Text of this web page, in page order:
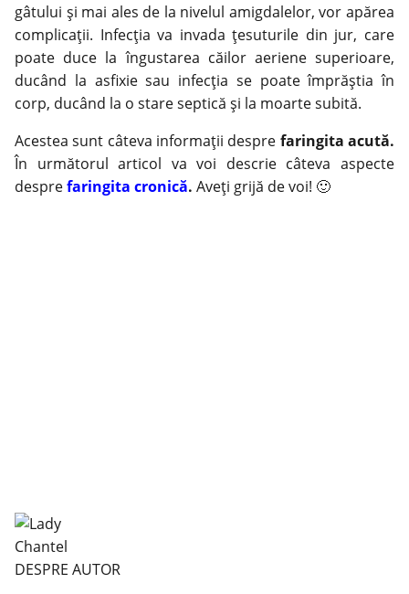
gâtului și mai ales de la nivelul amigdalelor, vor apărea
complicații. Infecția va invada țesuturile din jur, care
poate duce la îngustarea căilor aeriene superioare,
ducând la asfixie sau infecția se poate împrăștia în
corp, ducând la o stare septică și la moarte subită.
Acestea sunt câteva informații despre faringita acută.
În următorul articol va voi descrie câteva aspecte
desprefaringita cronică. Aveţi grijă de voi! 🙂
DESPRE AUTOR